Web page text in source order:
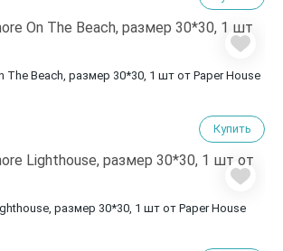
The Beach, размер 30*30, 1 шт от Paper House
Купить
размер 30*30, 1 шт от Paper House